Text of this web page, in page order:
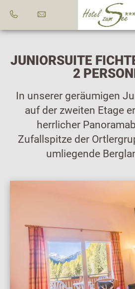
JUNIORSUITE
2
In unserer geräumigen
auf der zweiten Etage
herrlicher
Zufallspitze der
umliegende